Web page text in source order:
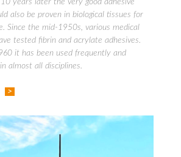
years later the very good adhesive
also be proven in biological tissues for
Since the mid-1950s, various medical
tested fibrin and acrylate adhesives.
it has been used frequently and
almost all disciplines.